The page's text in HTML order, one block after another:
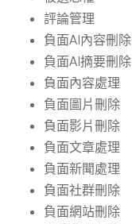
評論管理
負面AI內容刪除
負面AI摘要刪除
負面內容處理
負面圖片刪除
負面影片刪除
負面文章處理
負面新聞處理
負面社群刪除
負面網站刪除